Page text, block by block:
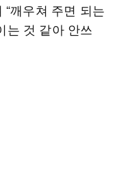
깨우쳐 주면 되는
는 것 같아 안쓰